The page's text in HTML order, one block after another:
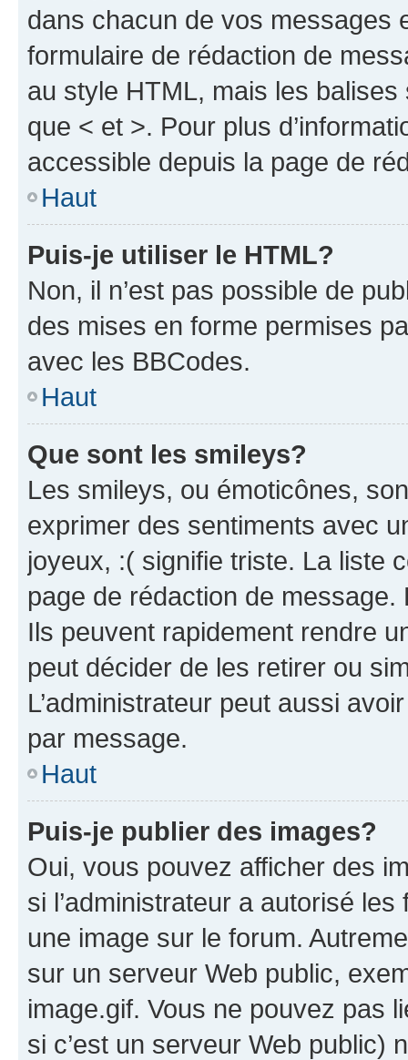
dans chacun de vos messages
formulaire de rédaction de
au style HTML, mais les
que < et >. Pour plus
accessible depuis la page de
Haut
Puis-je utiliser le HTML?
Non, il n’est pas possible de
des mises en forme permises
avec les BBCodes.
Haut
Que sont les smileys?
Les smileys, ou émoticônes,
exprimer des sentiments avec
joyeux, :( signifie triste. La liste
page de rédaction de
Ils peuvent rapidement rendre
peut décider de les retirer ou
L’administrateur peut aussi
par message.
Haut
Puis-je publier des images?
Oui, vous pouvez afficher des
si l’administrateur a autorisé
une image sur le forum.
sur un serveur Web public,
image.gif. Vous ne pouvez pas
si c’est un serveur Web public)